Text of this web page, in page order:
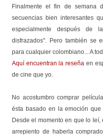
Finalmente el fin de semana
secuencias bien interesantes
especialmente después de
disfrazados". Pero también se
para cualquier colombiano... A
Aquí encuentran la reseña en
de cine que yo.
No acostumbro comprar
ésta basado en la emoción
Desde el momento en que lo
arrepiento de haberla